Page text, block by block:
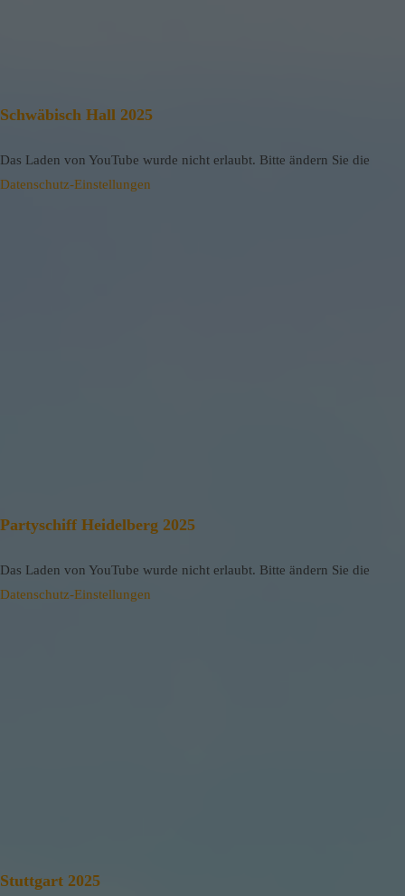
Schwäbisch Hall 2025
Das Laden von YouTube wurde nicht erlaubt. Bitte ändern Sie die
Datenschutz-Einstellungen
Partyschiff Heidelberg 2025
Das Laden von YouTube wurde nicht erlaubt. Bitte ändern Sie die
Datenschutz-Einstellungen
Stuttgart 2025